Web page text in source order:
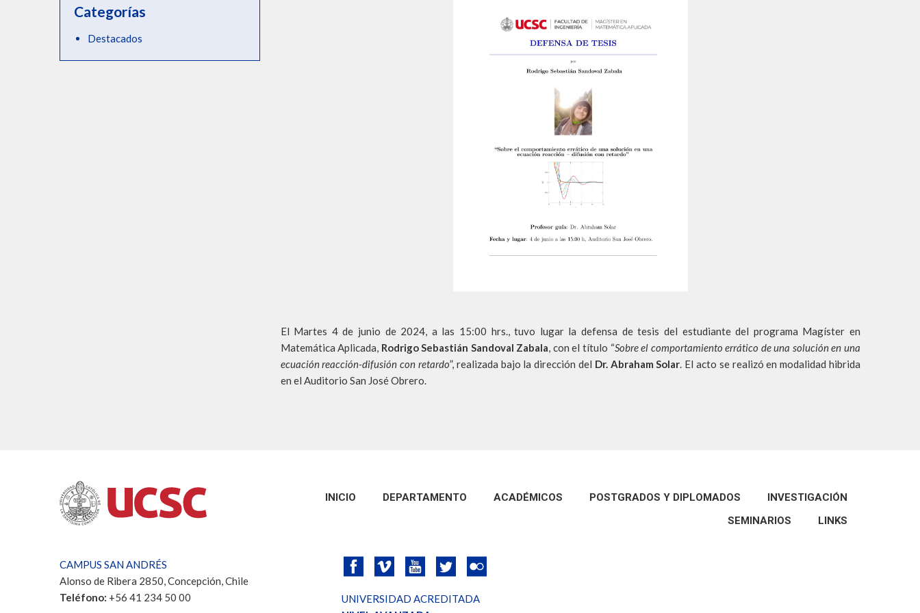
El Martes 4 de junio de 2024, a las 15:00 hrs., tuvo lugar la defensa de tesis del estudiante del programa Magíster en
Matemática Aplicada, Rodrigo Sebastián Sandoval Zabala, con el título “Sobre el comportamiento errático de una solución en una
ecuación reacción-difusión con retardo”, realizada bajo la dirección del Dr. Abraham Solar. El acto se realizó en modalidad hibrida
en el Auditorio San José Obrero.
Categorías
Destacados
INICIO DEPARTAMENTO ACADÉMICOS POSTGRADOS Y DIPLOMADOS
INVESTIGACIÓN
SEMINARIOS
LINKS
CAMPUS SAN ANDRÉS
Alonso de Ribera 2850, Concepción, Chile
Teléfono: +56 41 234 50 00
UNIVERSIDAD ACREDITADA